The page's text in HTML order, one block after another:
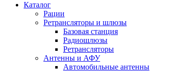
Каталог
Рации
Ретрансляторы и шлюзы
Базовая станция
Радиошлюзы
Ретрансляторы
Антенны и АФУ
Автомобильные антенны